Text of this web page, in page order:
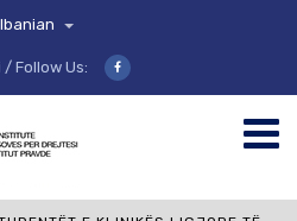
Follow Us: